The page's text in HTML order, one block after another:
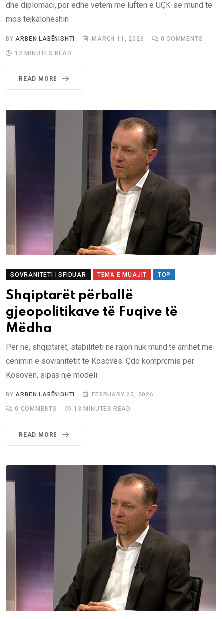
dhe diplomaci, por edhe vetëm me luftën e UÇK-së mund të
mos tejkaloheshin
BYARBEN LABËNISHTI MARCH 11, 2026 0 COMMENTS
12 MINUTES READ
READ MORE
SOVRANITETI I SFIDUAR TEMA E MUAJIT TOP
Shqiptarët përballë
gjeopolitikave të Fuqive të
Mëdha
Për ne, shqiptarët, stabiliteti në rajon nuk mund të arrihet me
cenimin e sovranitetit të Kosovës. Çdo kompromis për
Kosovën, sipas një modeli
BYARBEN LABËNISHTI FEBRUARY 25, 2026
0 COMMENTS 13 MINUTES READ
READ MORE